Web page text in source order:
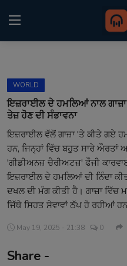
Home
Kitaab Kahani
Gallery
Sponsors
Matrimonial
Event
WORLD
ਇਜ਼ਰਾਈਲ ਦੇ ਹਮਲਿਆਂ ਨਾਲ
ਤੇਜ਼ ਹੋਣ ਦੀ ਸੰਭਾਵਨਾ
ਇਜ਼ਰਾਈਲ ਵੱਲੋਂ ਗਾਜ਼ਾ 'ਤੇ ਕੀਤੇ ਗਏ
ਹਨ, ਜਿਨ੍ਹਾਂ ਵਿੱਚ ਬਹੁਤ ਸਾਰੇ
'ਗੀਡੀਅਨਜ਼ ਚੈਰੀਅਟਜ਼' ਫੌਜੀ
ਇਜ਼ਰਾਈਲ ਦੇ ਹਮਲਿਆਂ ਦੀ ਨਿੰਦਾ
ਦਖਲ ਦੀ ਮੰਗ ਕੀਤੀ ਹੈ। ਗਾਜ਼ਾ ਵਿੱਚ
ਜਿੱਥੇ ਸਿਹਤ ਸੇਵਾਵਾਂ ਠੱਪ ਹੋ ਰਹੀਆਂ
May 19, 2025 - 21:38 0
Share -